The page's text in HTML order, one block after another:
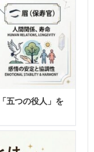
五つの役人」を